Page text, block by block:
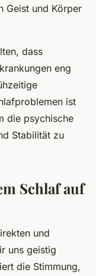
Geist und Körper
dass
eng
ist
die psychische
Stabilität zu
Schlaf auf
und
uns geistig
die Stimmung,